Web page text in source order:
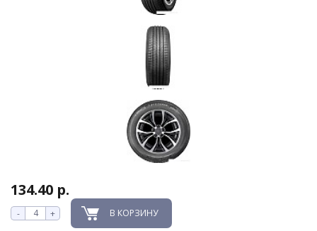
134.40 р.
- + В КОРЗИНУ